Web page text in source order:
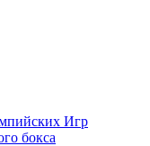
Игр
бокса